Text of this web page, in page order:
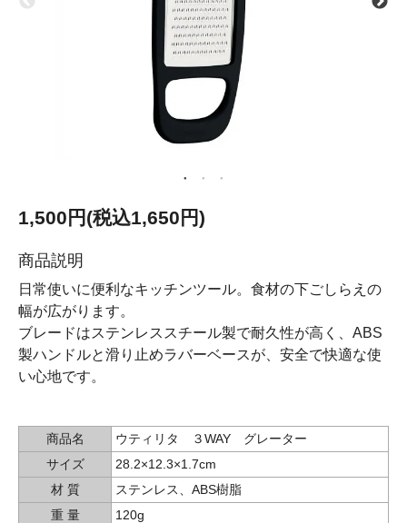
1,500円(税込1,650円)
商品説明
日常使いに便利なキッチンツール。食材の下ごしらえの
幅が広がります。
ブレードはステンレススチール製で耐久性が高く、ABS
製ハンドルと滑り止めラバーベースが、安全で快適な使
い心地です。
商品名
ウティリタ ３WAY グレーター
サイズ
28.2×12.3×1.7cm
材 質
ステンレス、ABS樹脂
重 量
120g